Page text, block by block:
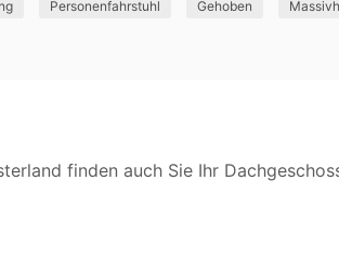
Personenfahrstuhl Gehoben
finden auch Sie Ihr